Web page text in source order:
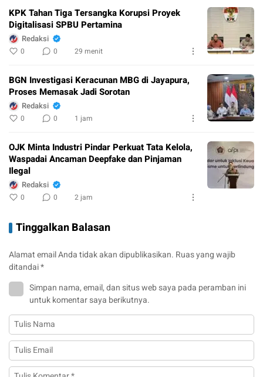
KPK Tahan Tiga Tersangka Korupsi Proyek
Digitalisasi SPBU Pertamina
Redaksi
0 0 29 menit
BGN Investigasi Keracunan MBG di Jayapura,
Proses Memasak Jadi Sorotan
Redaksi
0 0 1 jam
OJK Minta Industri Pindar Perkuat Tata Kelola,
Waspadai Ancaman Deepfake dan Pinjaman
Ilegal
Redaksi
0 0 2 jam
Tinggalkan Balasan
Alamat email Anda tidak akan dipublikasikan. Ruas yang wajib
ditandai*
Simpan nama, email, dan situs web saya pada peramban ini
untuk komentar saya berikutnya.